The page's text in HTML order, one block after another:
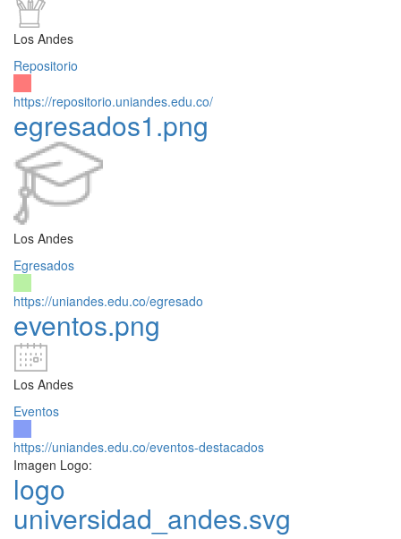
Los Andes
Repositorio
https://repositorio.uniandes.edu.co/
egresados1.png
Los Andes
Egresados
https://uniandes.edu.co/egresado
eventos.png
Los Andes
Eventos
https://uniandes.edu.co/eventos-destacados
Imagen Logo:
logo
universidad_andes.svg